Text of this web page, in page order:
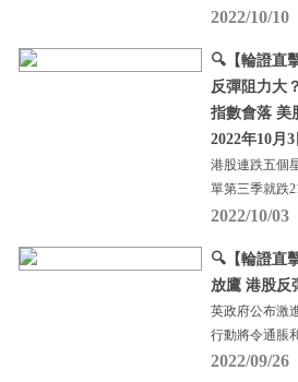
2022/10/10
🔍【輪證直
反彈阻力大
指數會落 美
2022年10月3
港股連跌五個
單第三季就跌
2022/10/03
🔍【輪證直
放鷹 港股反
英政府公布激
行動將令通脹
2022/09/26